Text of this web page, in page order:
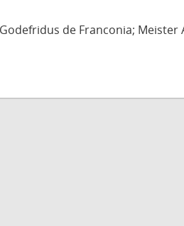
de Franconia;